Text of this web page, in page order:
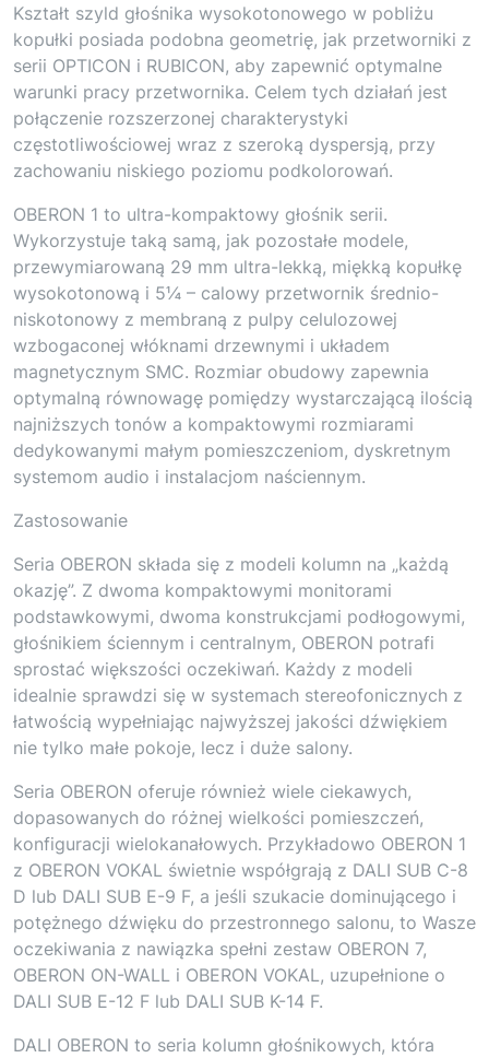
Kształt szyld głośnika wysokotonowego w pobliżu
kopułki posiada podobna geometrię, jak przetworniki z
serii OPTICON i RUBICON, aby zapewnić optymalne
warunki pracy przetwornika. Celem tych działań jest
połączenie rozszerzonej charakterystyki
częstotliwościowej wraz z szeroką dyspersją, przy
zachowaniu niskiego poziomu podkolorowań.
OBERON 1 to ultra-kompaktowy głośnik serii.
Wykorzystuje taką samą, jak pozostałe modele,
przewymiarowaną 29 mm ultra-lekką, miękką kopułkę
wysokotonową i 5¼ – calowy przetwornik średnio-
niskotonowy z membraną z pulpy celulozowej
wzbogaconej włóknami drzewnymi i układem
magnetycznym SMC. Rozmiar obudowy zapewnia
optymalną równowagę pomiędzy wystarczającą ilością
najniższych tonów a kompaktowymi rozmiarami
dedykowanymi małym pomieszczeniom, dyskretnym
systemom audio i instalacjom naściennym.
Zastosowanie
Seria OBERON składa się z modeli kolumn na „każdą
okazję”. Z dwoma kompaktowymi monitorami
podstawkowymi, dwoma konstrukcjami podłogowymi,
głośnikiem ściennym i centralnym, OBERON potrafi
sprostać większości oczekiwań. Każdy z modeli
idealnie sprawdzi się w systemach stereofonicznych z
łatwością wypełniając najwyższej jakości dźwiękiem
nie tylko małe pokoje, lecz i duże salony.
Seria OBERON oferuje również wiele ciekawych,
dopasowanych do różnej wielkości pomieszczeń,
konfiguracji wielokanałowych. Przykładowo OBERON 1
z OBERON VOKAL świetnie współgrają z DALI SUB C-8
D lub DALI SUB E-9 F, a jeśli szukacie dominującego i
potężnego dźwięku do przestronnego salonu, to Wasze
oczekiwania z nawiązka spełni zestaw OBERON 7,
OBERON ON-WALL i OBERON VOKAL, uzupełnione o
DALI SUB E-12 F lub DALI SUB K-14 F.
DALI OBERON to seria kolumn głośnikowych, która